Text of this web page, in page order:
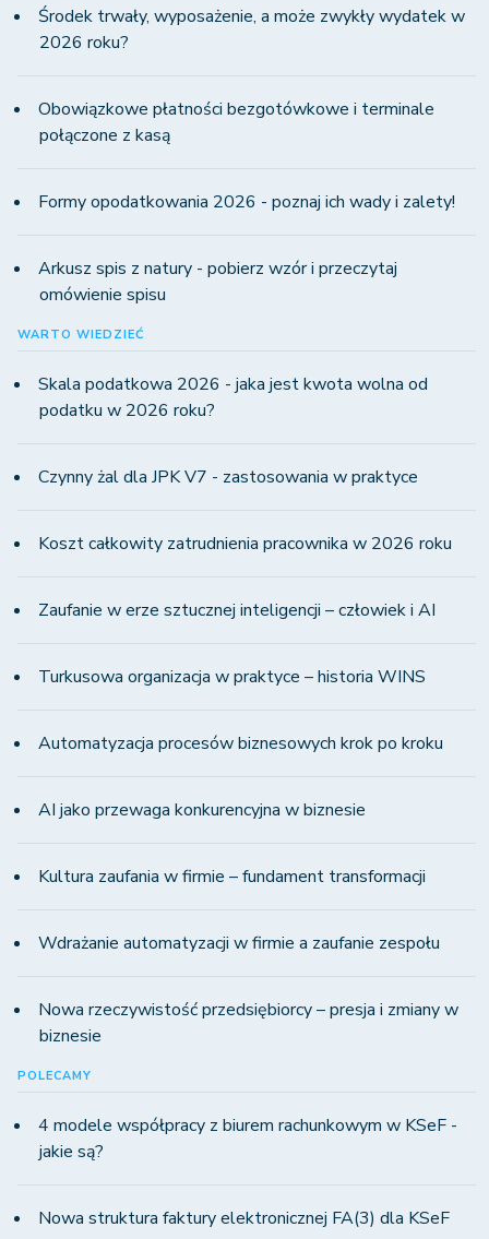
Środek trwały, wyposażenie, a może zwykły wydatek w
2026 roku?
Obowiązkowe płatności bezgotówkowe i terminale
połączone z kasą
Formy opodatkowania 2026 - poznaj ich wady i zalety!
Arkusz spis z natury - pobierz wzór i przeczytaj
omówienie spisu
WARTO WIEDZIEĆ
Skala podatkowa 2026 - jaka jest kwota wolna od
podatku w 2026 roku?
Czynny żal dla JPK V7 - zastosowania w praktyce
Koszt całkowity zatrudnienia pracownika w 2026 roku
Zaufanie w erze sztucznej inteligencji – człowiek i AI
Turkusowa organizacja w praktyce – historia WINS
Automatyzacja procesów biznesowych krok po kroku
AI jako przewaga konkurencyjna w biznesie
Kultura zaufania w firmie – fundament transformacji
Wdrażanie automatyzacji w firmie a zaufanie zespołu
Nowa rzeczywistość przedsiębiorcy – presja i zmiany w
biznesie
POLECAMY
4 modele współpracy z biurem rachunkowym w KSeF -
jakie są?
Nowa struktura faktury elektronicznej FA(3) dla KSeF